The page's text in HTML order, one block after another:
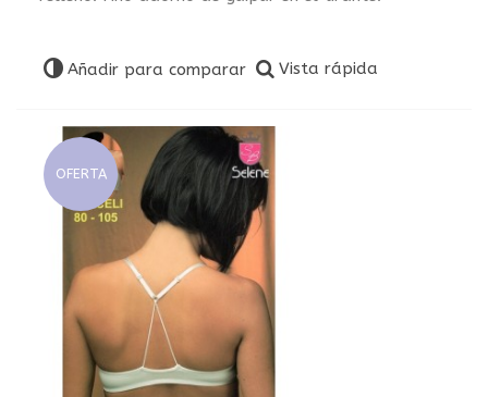
Añadir para comparar Vista rápida
OFERTA